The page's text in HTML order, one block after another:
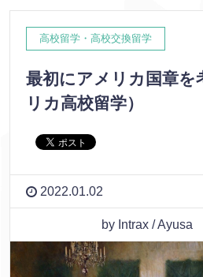
高校留学・高校交換留学
最初にアメリカ国章を
リカ高校留学）
2022.01.02
by Intrax / Ayusa